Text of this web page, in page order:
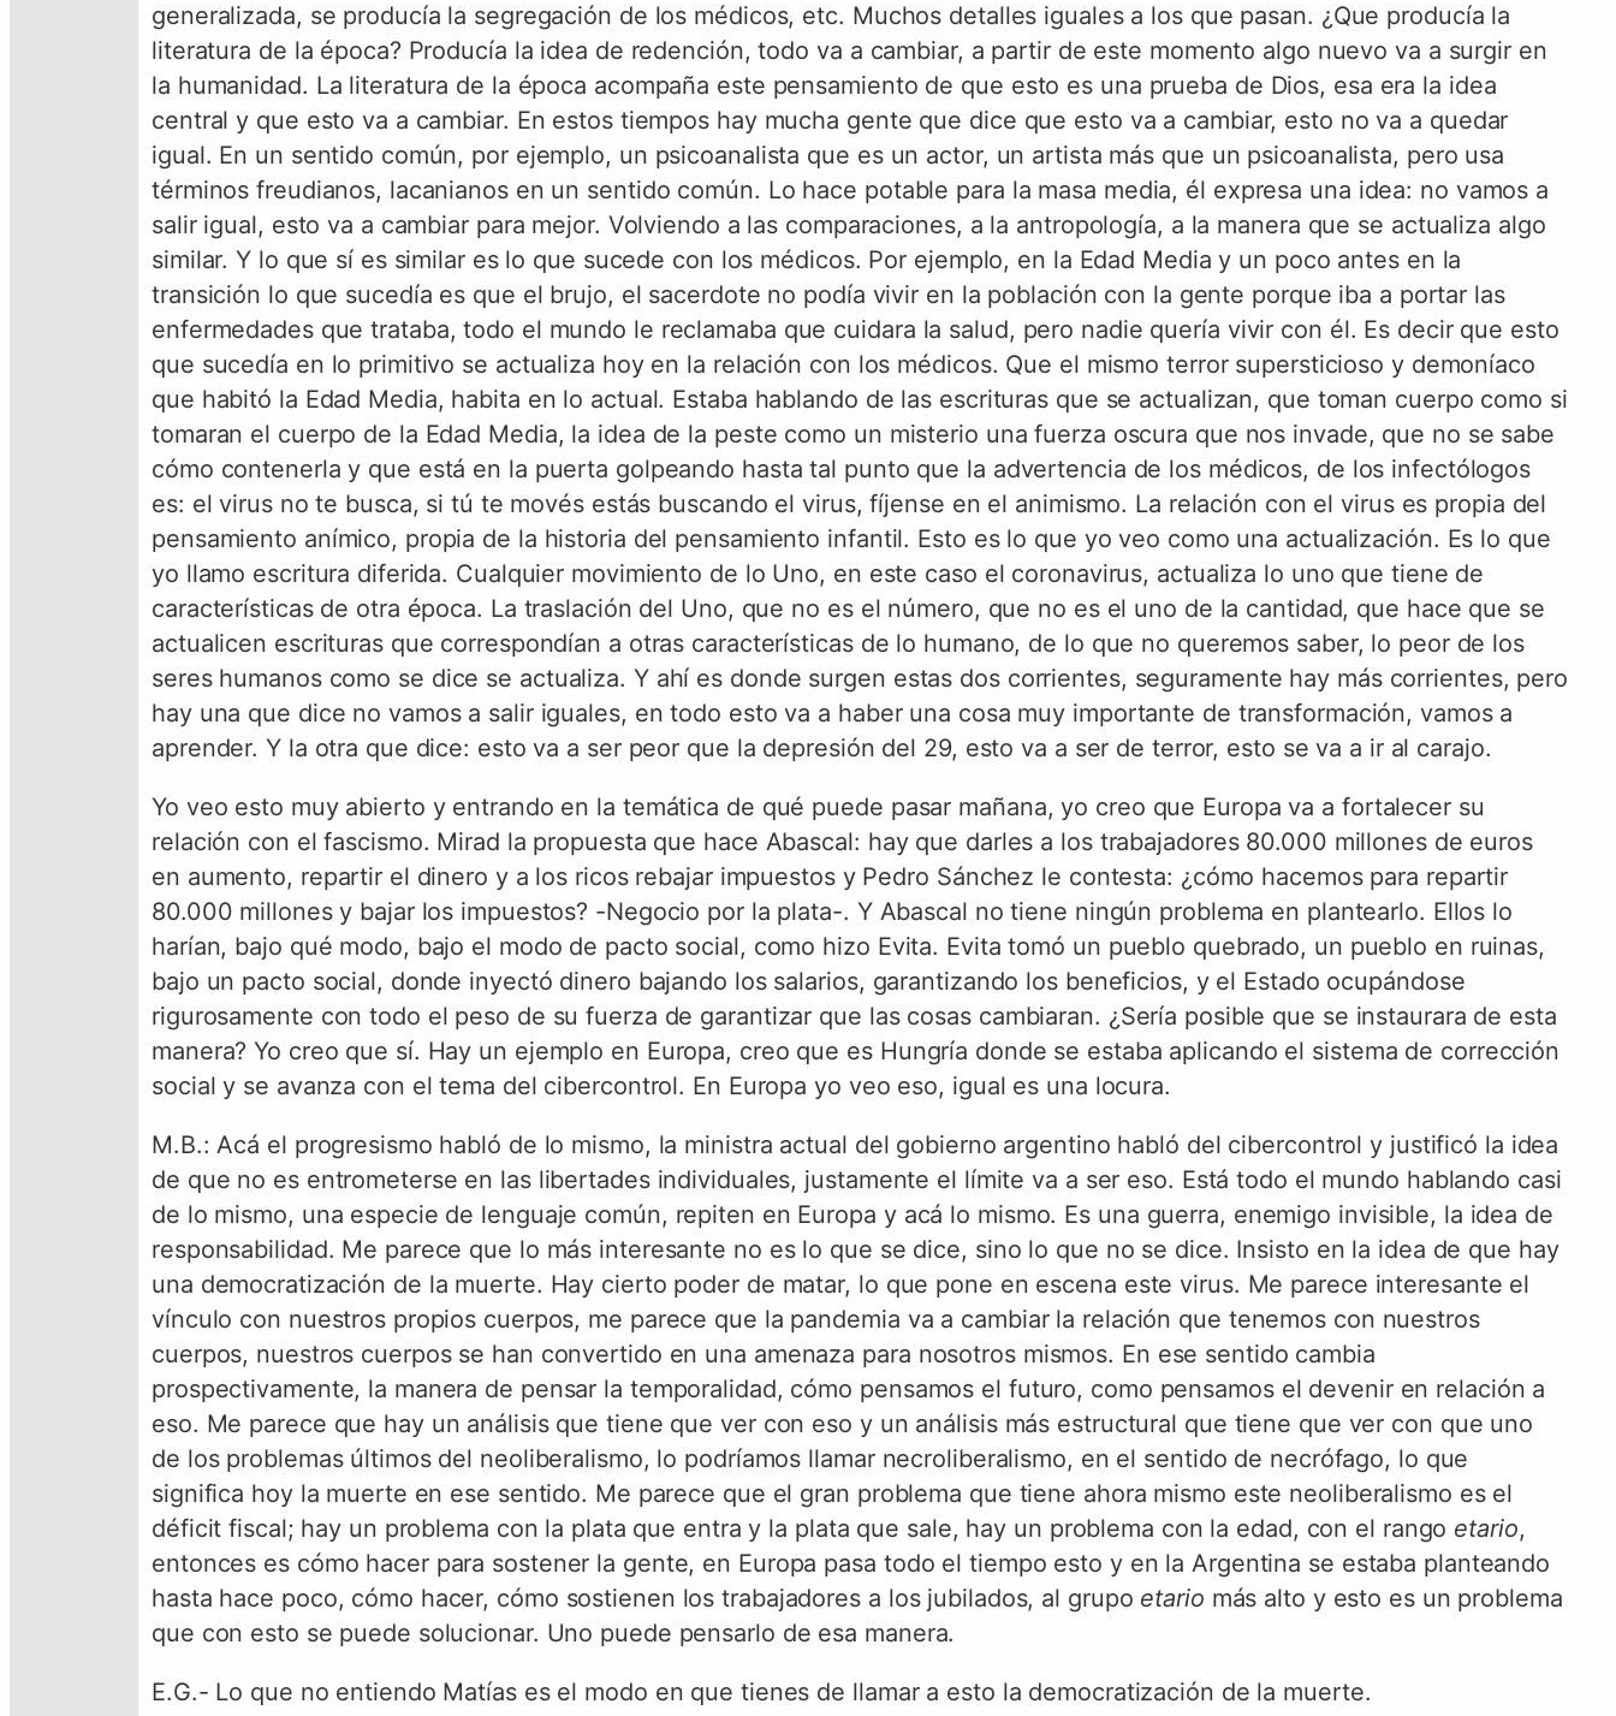
generalizada, se producía la segregación de los médicos, etc. Muchos detalles iguales a los que pasan. ¿Que producía la
literatura de la época? Producía la idea de redención, todo va a cambiar, a partir de este momento algo nuevo va a surgir en
la humanidad. La literatura de la época acompaña este pensamiento de que esto es una prueba de Dios, esa era la idea
central y que esto va a cambiar. En estos tiempos hay mucha gente que dice que esto va a cambiar, esto no va a quedar
igual. En un sentido común, por ejemplo, un psicoanalista que es un actor, un artista más que un psicoanalista, pero usa
términos freudianos, lacanianos en un sentido común. Lo hace potable para la masa media, él expresa una idea: no vamos a
salir igual, esto va a cambiar para mejor. Volviendo a las comparaciones, a la antropología, a la manera que se actualiza algo
similar. Y lo que sí es similar es lo que sucede con los médicos. Por ejemplo, en la Edad Media y un poco antes en la
transición lo que sucedía es que el brujo, el sacerdote no podía vivir en la población con la gente porque iba a portar las
enfermedades que trataba, todo el mundo le reclamaba que cuidara la salud, pero nadie quería vivir con él. Es decir que esto
que sucedía en lo primitivo se actualiza hoy en la relación con los médicos. Que el mismo terror supersticioso y demoníaco
que habitó la Edad Media, habita en lo actual. Estaba hablando de las escrituras que se actualizan, que toman cuerpo como si
tomaran el cuerpo de la Edad Media, la idea de la peste como un misterio una fuerza oscura que nos invade, que no se sabe
cómo contenerla y que está en la puerta golpeando hasta tal punto que la advertencia de los médicos, de los infectólogos
es: el virus no te busca, si tú te movés estás buscando el virus, fíjense en el animismo. La relación con el virus es propia del
pensamiento anímico, propia de la historia del pensamiento infantil. Esto es lo que yo veo como una actualización. Es lo que
yo llamo escritura diferida. Cualquier movimiento de lo Uno, en este caso el coronavirus, actualiza lo uno que tiene de
características de otra época. La traslación del Uno, que no es el número, que no es el uno de la cantidad, que hace que se
actualicen escrituras que correspondían a otras características de lo humano, de lo que no queremos saber, lo peor de los
seres humanos como se dice se actualiza. Y ahí es donde surgen estas dos corrientes, seguramente hay más corrientes, pero
hay una que dice no vamos a salir iguales, en todo esto va a haber una cosa muy importante de transformación, vamos a
aprender. Y la otra que dice: esto va a ser peor que la depresión del 29, esto va a ser de terror, esto se va a ir al carajo.
Yo veo esto muy abierto y entrando en la temática de qué puede pasar mañana, yo creo que Europa va a fortalecer su
relación con el fascismo. Mirad la propuesta que hace Abascal: hay que darles a los trabajadores 80.000 millones de euros
en aumento, repartir el dinero y a los ricos rebajar impuestos y Pedro Sánchez le contesta: ¿cómo hacemos para repartir
80.000 millones y bajar los impuestos? -Negocio por la plata-. Y Abascal no tiene ningún problema en plantearlo. Ellos lo
harían, bajo qué modo, bajo el modo de pacto social, como hizo Evita. Evita tomó un pueblo quebrado, un pueblo en ruinas,
bajo un pacto social, donde inyectó dinero bajando los salarios, garantizando los beneficios, y el Estado ocupándose
rigurosamente con todo el peso de su fuerza de garantizar que las cosas cambiaran. ¿Sería posible que se instaurara de esta
manera? Yo creo que sí. Hay un ejemplo en Europa, creo que es Hungría donde se estaba aplicando el sistema de corrección
social y se avanza con el tema del cibercontrol. En Europa yo veo eso, igual es una locura.
M.B.: Acá el progresismo habló de lo mismo, la ministra actual del gobierno argentino habló del cibercontrol y justificó la idea
de que no es entrometerse en las libertades individuales, justamente el límite va a ser eso. Está todo el mundo hablando casi
de lo mismo, una especie de lenguaje común, repiten en Europa y acá lo mismo. Es una guerra, enemigo invisible, la idea de
responsabilidad. Me parece que lo más interesante no es lo que se dice, sino lo que no se dice. Insisto en la idea de que hay
una democratización de la muerte. Hay cierto poder de matar, lo que pone en escena este virus. Me parece interesante el
vínculo con nuestros propios cuerpos, me parece que la pandemia va a cambiar la relación que tenemos con nuestros
cuerpos, nuestros cuerpos se han convertido en una amenaza para nosotros mismos. En ese sentido cambia
prospectivamente, la manera de pensar la temporalidad, cómo pensamos el futuro, como pensamos el devenir en relación a
eso. Me parece que hay un análisis que tiene que ver con eso y un análisis más estructural que tiene que ver con que uno
de los problemas últimos del neoliberalismo, lo podríamos llamar necroliberalismo, en el sentido de necrófago, lo que
significa hoy la muerte en ese sentido. Me parece que el gran problema que tiene ahora mismo este neoliberalismo es el
déficit fiscal; hay un problema con la plata que entra y la plata que sale, hay un problema con la edad, con el rango etario,
entonces es cómo hacer para sostener la gente, en Europa pasa todo el tiempo esto y en la Argentina se estaba planteando
hasta hace poco, cómo hacer, cómo sostienen los trabajadores a los jubilados, al grupo etario más alto y esto es un problema
que con esto se puede solucionar. Uno puede pensarlo de esa manera.
E.G.- Lo que no entiendo Matías es el modo en que tienes de llamar a esto la democratización de la muerte.